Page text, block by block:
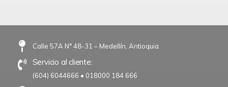
Calle 57A N° 48-31 – Medellín, Antioquia
Servicio al cliente:
(604) 6044666 • 018000 184 666